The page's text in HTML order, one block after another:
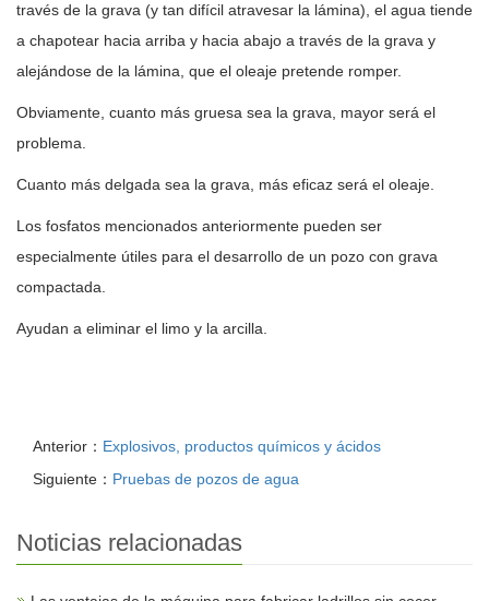
través de la grava (y tan difícil atravesar la lámina), el agua tiende
a chapotear hacia arriba y hacia abajo a través de la grava y
alejándose de la lámina, que el oleaje pretende romper.
Obviamente, cuanto más gruesa sea la grava, mayor será el
problema.
Cuanto más delgada sea la grava, más eficaz será el oleaje.
Los fosfatos mencionados anteriormente pueden ser
especialmente útiles para el desarrollo de un pozo con grava
compactada.
Ayudan a eliminar el limo y la arcilla.
Anterior： Explosivos, productos químicos y ácidos
Siguiente： Pruebas de pozos de agua
Noticias relacionadas